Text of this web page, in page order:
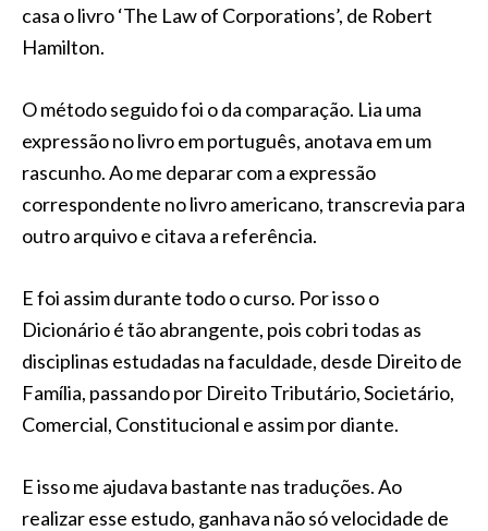
casa o livro ‘The Law of Corporations’, de Robert
Hamilton.
O método seguido foi o da comparação. Lia uma
expressão no livro em português, anotava em um
rascunho. Ao me deparar com a expressão
correspondente no livro americano, transcrevia para
outro arquivo e citava a referência.
E foi assim durante todo o curso. Por isso o
Dicionário é tão abrangente, pois cobri todas as
disciplinas estudadas na faculdade, desde Direito de
Família, passando por Direito Tributário, Societário,
Comercial, Constitucional e assim por diante.
E isso me ajudava bastante nas traduções. Ao
realizar esse estudo, ganhava não só velocidade de